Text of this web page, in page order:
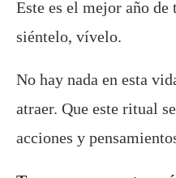
Este es el mejor año
siéntelo, vívelo.
No hay nada en esta
atraer. Que este ritual
acciones y